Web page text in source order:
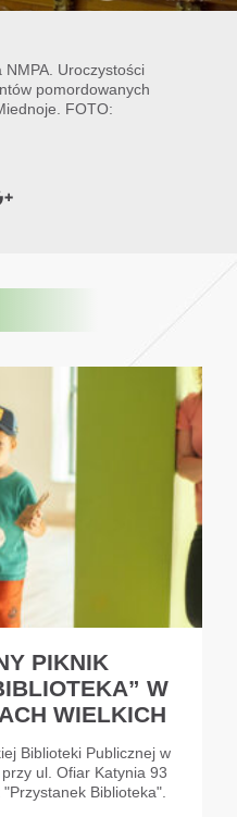
Uroczystości
pomordowanych
FOTO:
PIKNIK
W
WIELKICH
Biblioteki Publicznej w
ul. Ofiar Katynia 93
Biblioteka".